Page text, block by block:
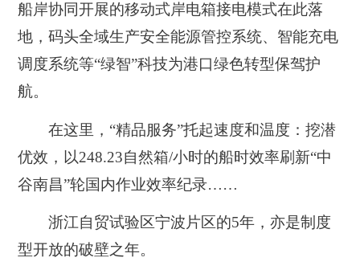
船岸协同开展的移动式岸电箱接电模式在此落
地，码头全域生产安全能源管控系统、智能充电
调度系统等“绿智”科技为港口绿色转型保驾护
航。
在这里，“精品服务”托起速度和温度：挖潜
优效，以248.23自然箱/小时的船时效率刷新“中
谷南昌”轮国内作业效率纪录……
浙江自贸试验区宁波片区的5年，亦是制度
型开放的破壁之年。